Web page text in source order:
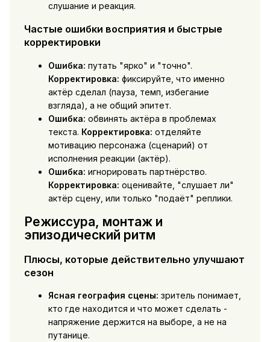
слушание и реакция.
Частые ошибки восприятия и быстрые
корректировки
Ошибка: путать "ярко" и "точно".
Корректировка: фиксируйте, что именно
актёр сделал (пауза, темп, избегание
взгляда), а не общий эпитет.
Ошибка: обвинять актёра в проблемах
текста. Корректировка: отделяйте
мотивацию персонажа (сценарий) от
исполнения реакции (актёр).
Ошибка: игнорировать партнёрство.
Корректировка: оценивайте, "слушает ли"
актёр сцену, или только "подаёт" реплики.
Режиссура, монтаж и
эпизодический ритм
Плюсы, которые действительно улучшают
сезон
Ясная география сцены: зритель понимает,
кто где находится и что может сделать -
напряжение держится на выборе, а не на
путанице.